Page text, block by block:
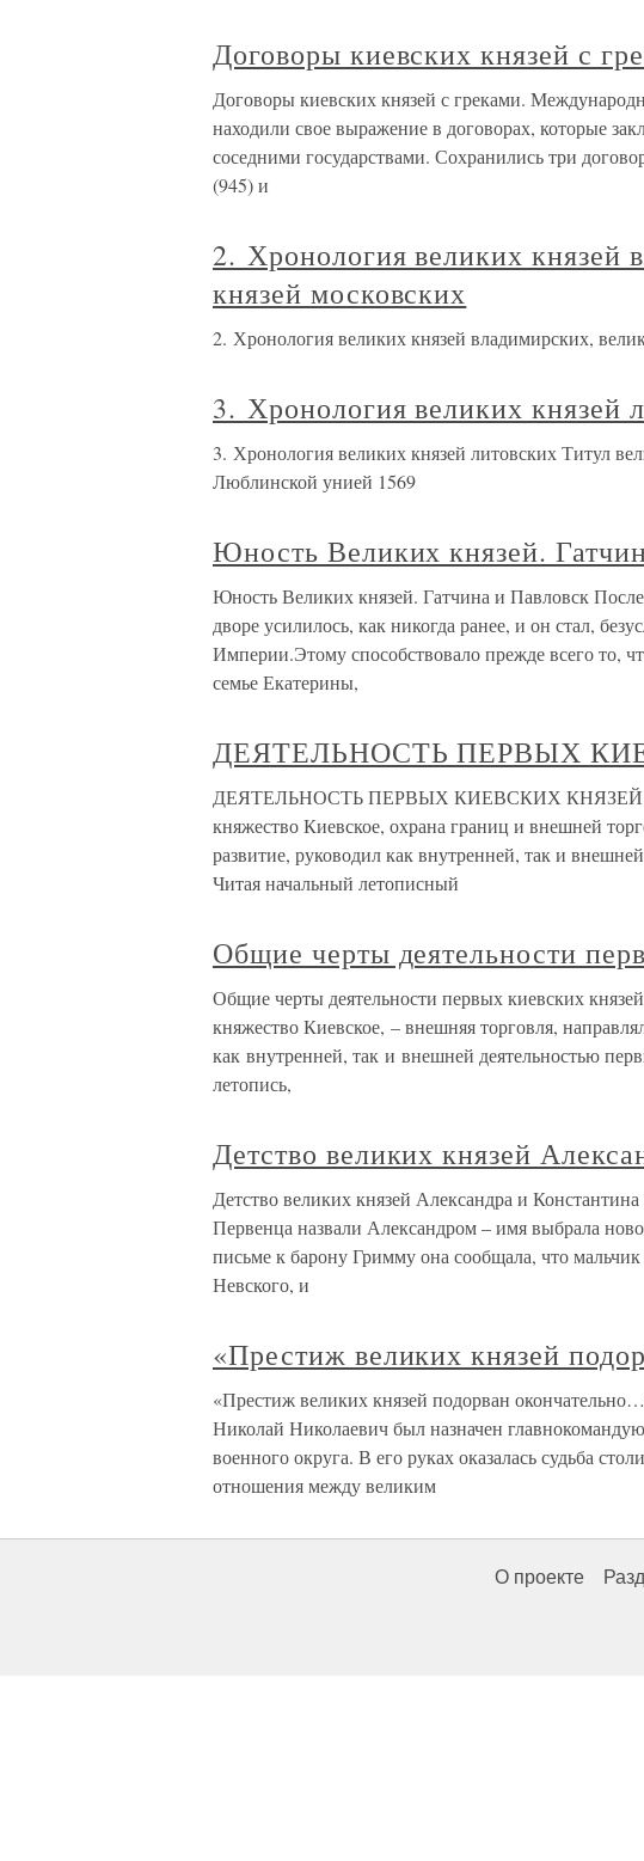
Договоры киевских князей с
Договоры киевских князей с греками.
находили свое выражение в договорах, которые
соседними государствами. Со­хранились три
(945) и
2. Хронология великих князей
князей московских
2. Хронология великих князей владимирских,
3. Хронология великих князей
3. Хронология великих князей литовских Титул
Люблинской унией 1569
Юность Великих князей.
Юность Великих князей. Гатчина и Павловск
дворе усилилось, как никогда ранее, и он стал,
Империи.Этому способствовало прежде всего то,
семье Екатерины,
ДЕЯТЕЛЬНОСТЬ ПЕРВЫХ
ДЕЯТЕЛЬНОСТЬ ПЕРВЫХ КИЕВСКИХ КНЯЗЕЙ
княжество Киевское, охрана границ и внешней
развитие, руководил как внутренней, так и
Читая начальный летописный
Общие черты деятельности
Общие черты деятельности первых киевских
княжество Киевское, – внешняя торговля,
как внутренней, так и внешней деятельностью
летопись,
Детство великих князей
Детство великих князей Александра и
Первенца назвали Александром – имя выбрала
письме к барону Гримму она сообщала, что мальчик
Невского, и
«Престиж великих князей
«Престиж великих князей подорван
Николай Николаевич был назначен
военного округа. В его руках оказалась судьба
отношения между великим
О проекте